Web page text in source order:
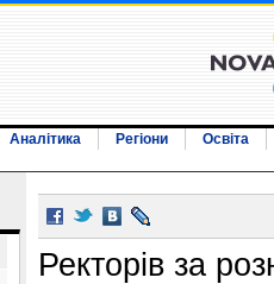
Аналітика Регіони
Освіта
Ректорів за